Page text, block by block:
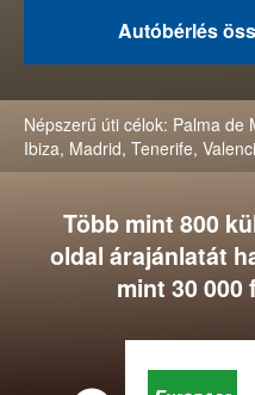
Autóbérlés
Népszerű úti célok: Palma de
Ibiza, Madrid, Tenerife,
Több mint 800
oldal árajánlatát
mint 30